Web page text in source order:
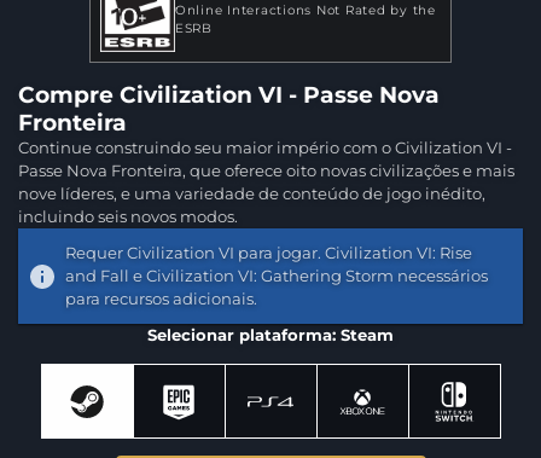
Online Interactions Not Rated by the
ESRB
Compre Civilization VI - Passe Nova
Fronteira
Continue construindo seu maior império com o Civilization VI -
Passe Nova Fronteira, que oferece oito novas civilizações e mais
nove líderes, e uma variedade de conteúdo de jogo inédito,
incluindo seis novos modos.
Requer Civilization VI para jogar. Civilization VI: Rise
and Fall e Civilization VI: Gathering Storm necessários
para recursos adicionais.
Selecionar plataforma: Steam